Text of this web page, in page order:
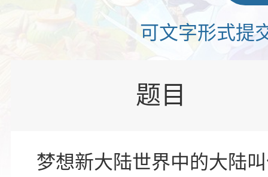
可文字形式提
题目
梦想新大陆世界中的大陆